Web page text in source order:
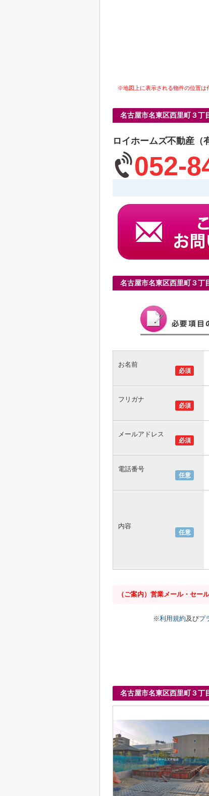
※地図上に表示される物件の位置は
名古屋市名東区西里町３丁
ロイホームズ不動産（
052-
名古屋市名東区西里町３丁
必須
お名前
必須
フリガナ
必須
メールアドレス
任意
電話番号
任意
内容
（ご案内）営業メール・セー
※利用規約及びプ
名古屋市名東区西里町３丁